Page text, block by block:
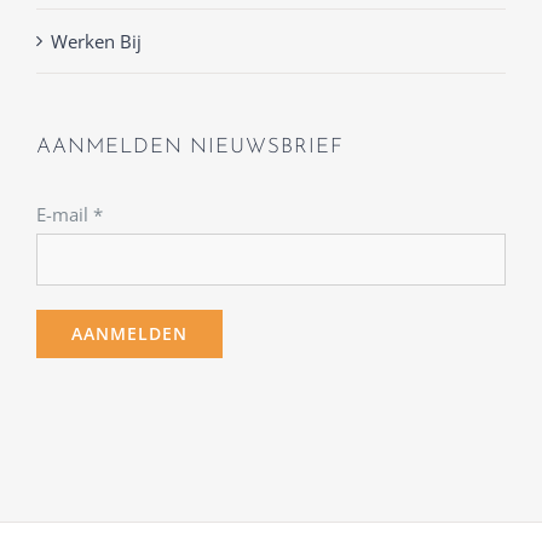
Werken Bij
AANMELDEN NIEUWSBRIEF
E-mail *